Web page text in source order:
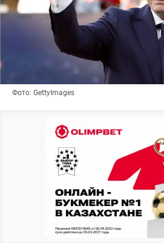
Фото: GettyImages